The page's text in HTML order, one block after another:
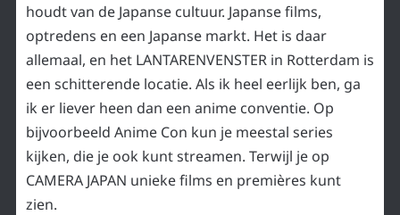
houdt van de Japanse cultuur. Japanse films,
optredens en een Japanse markt. Het is daar
allemaal, en het LANTARENVENSTER in Rotterdam is
een schitterende locatie. Als ik heel eerlijk ben, ga
ik er liever heen dan een anime conventie. Op
bijvoorbeeld Anime Con kun je meestal series
kijken, die je ook kunt streamen. Terwijl je op
CAMERA JAPAN unieke films en premières kunt
zien.